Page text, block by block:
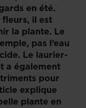
en été.
il est
la plante. Le
pas l’eau
Le laurier-
a également
pour
explique
plante en